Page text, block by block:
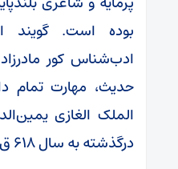
بوده است. گویند
ادب‌شناس کور
حدیث، مهارت تمام
الملک الغازی
درگذشته به سال ۶۱۸ ق بوده است.